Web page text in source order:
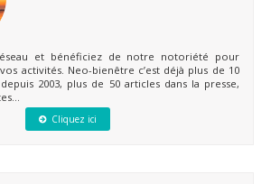
et bénéficiez de notre notoriété pour
activités. Neo-bienêtre c’est déjà plus de 10
2003, plus de 50 articles dans la presse,
Cliquez ici